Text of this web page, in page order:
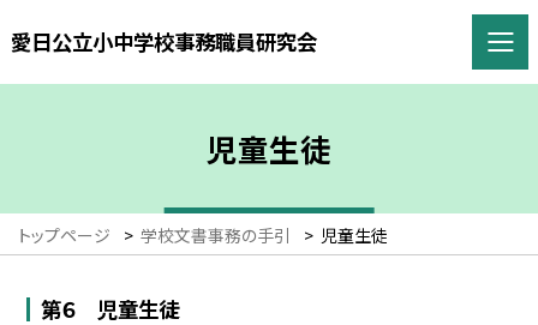
愛日公立小中学校事務職員研究会
児童生徒
トップページ > 学校文書事務の手引 > 児童生徒
第６ 児童生徒